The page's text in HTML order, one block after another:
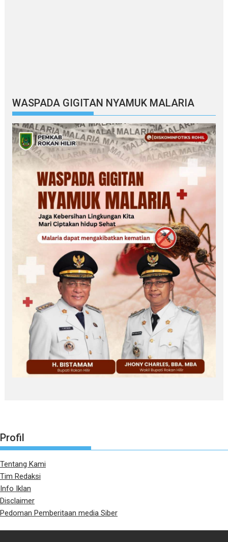
WASPADA GIGITAN NYAMUK MALARIA
Profil
Tentang Kami
Tim Redaksi
Info Iklan
Disclaimer
Pedoman Pemberitaan media Siber